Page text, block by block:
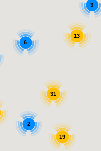
31
13
19
6
3
2